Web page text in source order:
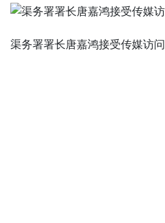
渠务署署长唐嘉鸿接受传媒访问